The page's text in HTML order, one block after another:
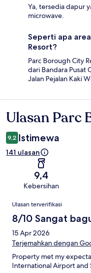
Ya, tersedia dapur
microwave.
Seperti apa
Resort?
Parc Borough City
dari Bandara Pusat
Jalan Pejalan Kaki
Ulasan
Ulasan Parc
9,2 Istimewa
141 ulasan
9,4
Kebersihan
Ulasan
Ulasan terverifikasi
8/10 Sangat
15 Apr 2026
Terjemahkan dengan
Property met my
International Airport and